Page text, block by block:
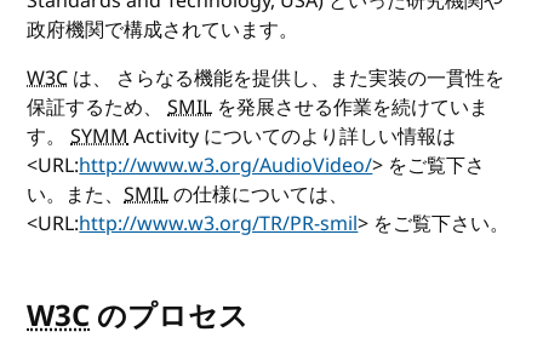
政府機関で構成されています。
W3C は、 さらなる機能を提供し、また実装の一貫性を
保証するため、SMIL を発展させる作業を続けていま
す。SYMMActivity についてのより詳しい情報は
<URL:http://www.w3.org/AudioVideo/> をご覧下さ
い。また、SMILの仕様については、
<URL:http://www.w3.org/TR/PR-smil> をご覧下さい。
W3Cのプロセス